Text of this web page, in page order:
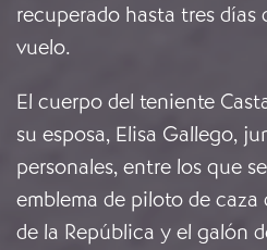
recuperado hasta tres días
vuelo.
El cuerpo del teniente
su esposa, Elisa Gallego,
personales, entre los que
emblema de piloto de caza
de la República y el galón